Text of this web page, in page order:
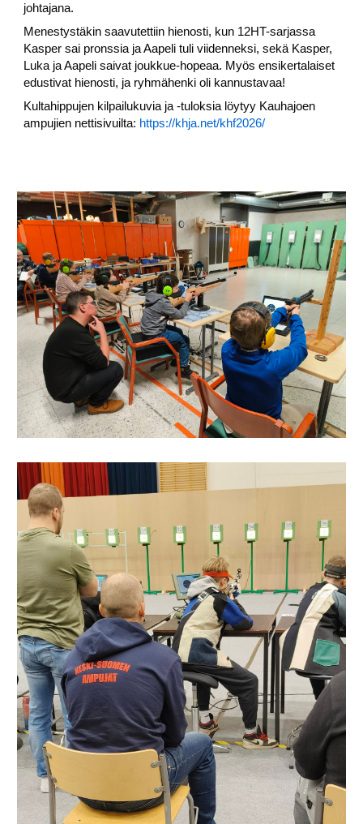
johtajana.
Menestystäkin saavutettiin hienosti, kun 12HT-sarjassa
Kasper sai pronssia ja Aapeli tuli viidenneksi, sekä Kasper,
Luka ja Aapeli saivat joukkue-hopeaa. Myös ensikertalaiset
edustivat hienosti, ja ryhmähenki oli kannustavaa!
Kultahippujen kilpailukuvia ja -tuloksia löytyy Kauhajoen
ampujien nettisivuilta: https://khja.net/khf2026/